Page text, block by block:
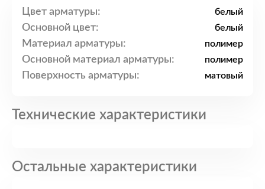
Цвет арматуры: белый
Основной цвет: белый
Материал арматуры: полимер
Основной материал арматуры: полимер
Поверхность арматуры: матовый
Технические характеристики
Остальные характеристики